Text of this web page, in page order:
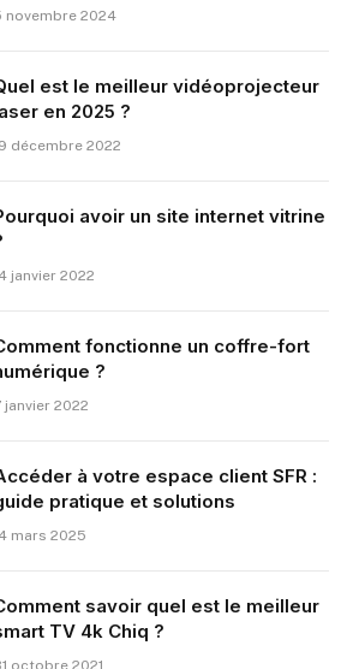
novembre 2024
est le meilleur vidéoprojecteur
en 2025 ?
décembre 2022
avoir un site internet vitrine
janvier 2022
fonctionne un coffre-fort
?
janvier 2022
à votre espace client SFR :
pratique et solutions
mars 2025
savoir quel est le meilleur
TV 4k Chiq ?
octobre 2021